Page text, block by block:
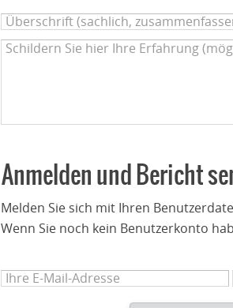
Anmelden und Bericht
Melden Sie sich mit Ihren
Wenn Sie noch kein Benutzerkonto